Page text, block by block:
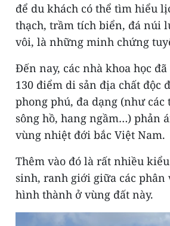
để du khách có thể tìm hiểu
thạch, trầm tích biển, đá núi
vôi, là những minh chứng
Đến nay, các nhà khoa học
130 điểm di sản địa chất độc
phong phú, đa dạng (như
sông hồ, hang ngầm…) phản
vùng nhiệt đới bắc Việt Nam.
Thêm vào đó là rất nhiều
sinh, ranh giới giữa các phân
hình thành ở vùng đất này.